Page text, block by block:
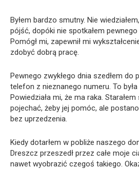
Byłem bardzo smutny. Nie
pójść, dopóki nie spotkałem
Pomógł mi, zapewnił mi
zdobyć dobrą pracę.
Pewnego zwykłego dnia szedłem do
telefon z nieznanego numeru. To
Powiedziała mi, że ma raka.
pojechać, żeby jej pomóc, ale
bez uprzedzenia.
Kiedy dotarłem w pobliże naszego
Dreszcz przeszedł przez całe moje
nawet wyobrazić czegoś takiego.